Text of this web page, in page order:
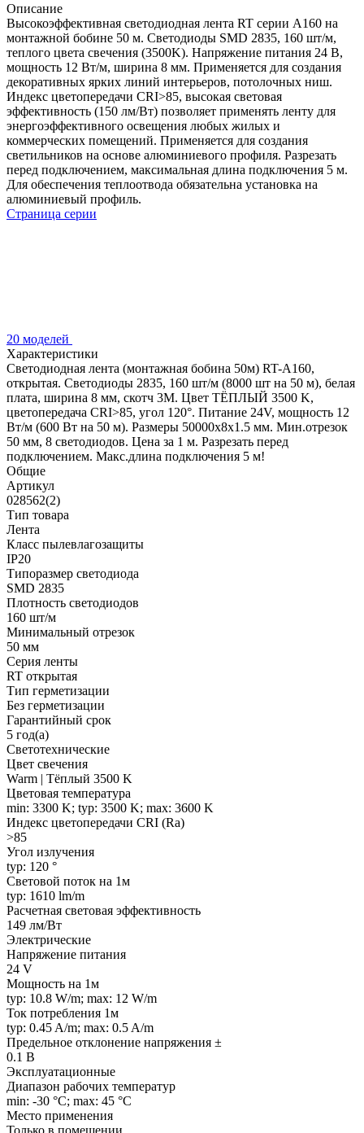
Описание
Высокоэффективная светодиодная лента RT серии A160 на
монтажной бобине 50 м. Светодиоды SMD 2835, 160 шт/м,
теплого цвета свечения (3500K). Напряжение питания 24 В,
мощность 12 Вт/м, ширина 8 мм. Применяется для создания
декоративных ярких линий интерьеров, потолочных ниш.
Индекс цветопередачи CRI>85, высокая световая
эффективность (150 лм/Вт) позволяет применять ленту для
энергоэффективного освещения любых жилых и
коммерческих помещений. Применяется для создания
светильников на основе алюминиевого профиля. Разрезать
перед подключением, максимальная длина подключения 5 м.
Для обеспечения теплоотвода обязательна установка на
алюминиевый профиль.
Страница серии
20 моделей
Характеристики
Светодиодная лента (монтажная бобина 50м) RT-A160,
открытая. Светодиоды 2835, 160 шт/м (8000 шт на 50 м), белая
плата, ширина 8 мм, скотч 3M. Цвет ТЁПЛЫЙ 3500 K,
цветопередача CRI>85, угол 120°. Питание 24V, мощность 12
Вт/м (600 Вт на 50 м). Размеры 50000x8x1.5 мм. Мин.отрезок
50 мм, 8 светодиодов. Цена за 1 м. Разрезать перед
подключением. Макс.длина подключения 5 м!
Общие
Артикул
028562(2)
Тип товара
Лента
Класс пылевлагозащиты
IP20
Типоразмер светодиода
SMD 2835
Плотность светодиодов
160 шт/м
Минимальный отрезок
50 мм
Серия ленты
RT открытая
Тип герметизации
Без герметизации
Гарантийный срок
5 год(а)
Светотехнические
Цвет свечения
Warm | Тёплый 3500 K
Цветовая температура
min: 3300 K; typ: 3500 K; max: 3600 K
Индекс цветопередачи CRI (Ra)
>85
Угол излучения
typ: 120 °
Световой поток на 1м
typ: 1610 lm/m
Расчетная световая эффективность
149 лм/Вт
Электрические
Напряжение питания
24 V
Мощность на 1м
typ: 10.8 W/m; max: 12 W/m
Ток потребления 1м
typ: 0.45 A/m; max: 0.5 A/m
Предельное отклонение напряжения ±
0.1 В
Эксплуатационные
Диапазон рабочих температур
min: -30 °C; max: 45 °C
Место применения
Только в помещении